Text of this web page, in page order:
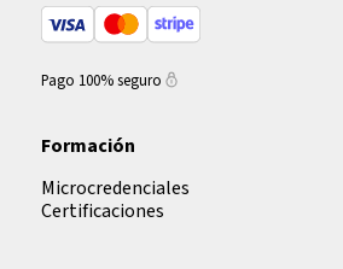
Pago 100% seguro
Formación
Microcredenciales
Certificaciones